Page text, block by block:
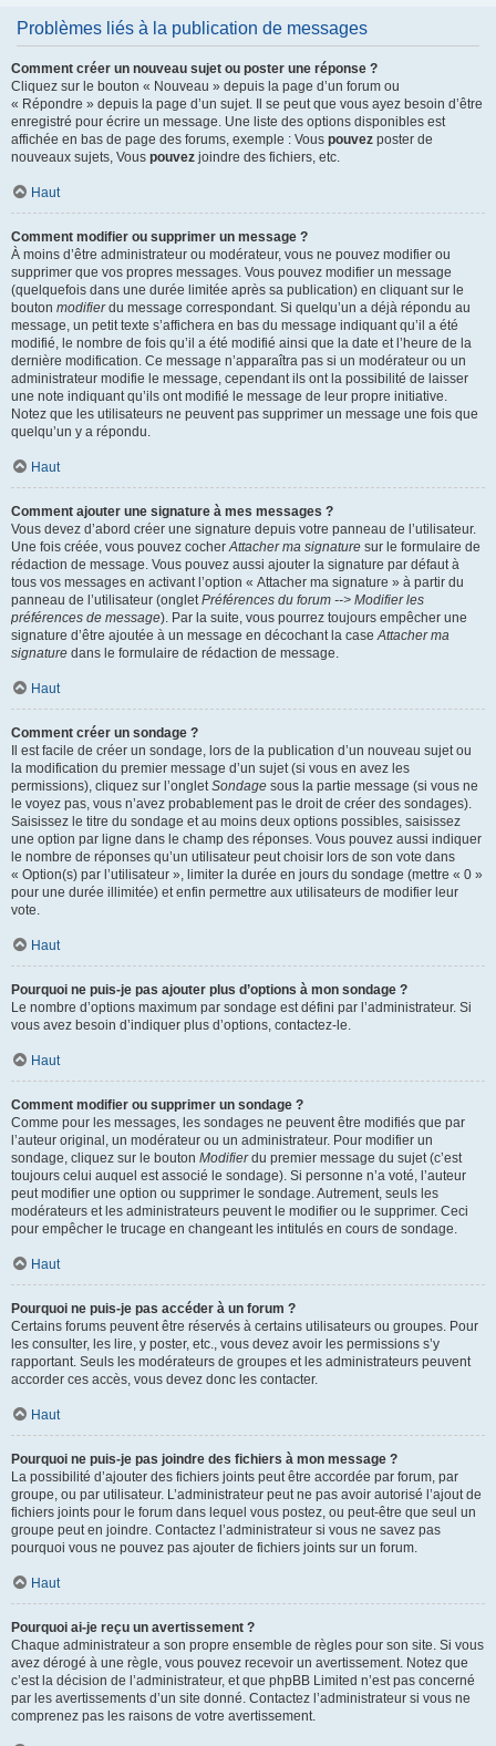
Problèmes liés à la publication de messages
Comment créer un nouveau sujet ou poster une réponse ?
Cliquez sur le bouton « Nouveau » depuis la page d’un forum ou
« Répondre » depuis la page d’un sujet. Il se peut que vous ayez besoin d’être
enregistré pour écrire un message. Une liste des options disponibles est
affichée en bas de page des forums, exemple : Vous pouvez poster de
nouveaux sujets, Vous pouvez joindre des fichiers, etc.
Haut
Comment modifier ou supprimer un message ?
À moins d’être administrateur ou modérateur, vous ne pouvez modifier ou
supprimer que vos propres messages. Vous pouvez modifier un message
(quelquefois dans une durée limitée après sa publication) en cliquant sur le
bouton modifierdu message correspondant. Si quelqu’un a déjà répondu au
message, un petit texte s’affichera en bas du message indiquant qu’il a été
modifié, le nombre de fois qu’il a été modifié ainsi que la date et l’heure de la
dernière modification. Ce message n’apparaîtra pas si un modérateur ou un
administrateur modifie le message, cependant ils ont la possibilité de laisser
une note indiquant qu’ils ont modifié le message de leur propre initiative.
Notez que les utilisateurs ne peuvent pas supprimer un message une fois que
quelqu’un y a répondu.
Haut
Comment ajouter une signature à mes messages ?
Vous devez d’abord créer une signature depuis votre panneau de l’utilisateur.
Une fois créée, vous pouvez cocherAttacher ma signature sur le formulaire de
rédaction de message. Vous pouvez aussi ajouter la signature par défaut à
tous vos messages en activant l’option « Attacher ma signature » à partir du
panneau de l’utilisateur (ongletPréférences du forum --> Modifier les
préférences de message). Par la suite, vous pourrez toujours empêcher une
signature d’être ajoutée à un message en décochant la caseAttacher ma
signature dans le formulaire de rédaction de message.
Haut
Comment créer un sondage ?
Il est facile de créer un sondage, lors de la publication d’un nouveau sujet ou
la modification du premier message d’un sujet (si vous en avez les
permissions), cliquez sur l’ongletSondage sous la partie message (si vous ne
le voyez pas, vous n’avez probablement pas le droit de créer des sondages).
Saisissez le titre du sondage et au moins deux options possibles, saisissez
une option par ligne dans le champ des réponses. Vous pouvez aussi indiquer
le nombre de réponses qu’un utilisateur peut choisir lors de son vote dans
« Option(s) par l’utilisateur », limiter la durée en jours du sondage (mettre « 0 »
pour une durée illimitée) et enfin permettre aux utilisateurs de modifier leur
vote.
Haut
Pourquoi ne puis-je pas ajouter plus d’options à mon sondage ?
Le nombre d’options maximum par sondage est défini par l’administrateur. Si
vous avez besoin d’indiquer plus d’options, contactez-le.
Haut
Comment modifier ou supprimer un sondage ?
Comme pour les messages, les sondages ne peuvent être modifiés que par
l’auteur original, un modérateur ou un administrateur. Pour modifier un
sondage, cliquez sur le bouton Modifierdu premier message du sujet (c’est
toujours celui auquel est associé le sondage). Si personne n’a voté, l’auteur
peut modifier une option ou supprimer le sondage. Autrement, seuls les
modérateurs et les administrateurs peuvent le modifier ou le supprimer. Ceci
pour empêcher le trucage en changeant les intitulés en cours de sondage.
Haut
Pourquoi ne puis-je pas accéder à un forum ?
Certains forums peuvent être réservés à certains utilisateurs ou groupes. Pour
les consulter, les lire, y poster, etc., vous devez avoir les permissions s’y
rapportant. Seuls les modérateurs de groupes et les administrateurs peuvent
accorder ces accès, vous devez donc les contacter.
Haut
Pourquoi ne puis-je pas joindre des fichiers à mon message ?
La possibilité d’ajouter des fichiers joints peut être accordée par forum, par
groupe, ou par utilisateur. L’administrateur peut ne pas avoir autorisé l’ajout de
fichiers joints pour le forum dans lequel vous postez, ou peut-être que seul un
groupe peut en joindre. Contactez l’administrateur si vous ne savez pas
pourquoi vous ne pouvez pas ajouter de fichiers joints sur un forum.
Haut
Pourquoi ai-je reçu un avertissement ?
Chaque administrateur a son propre ensemble de règles pour son site. Si vous
avez dérogé à une règle, vous pouvez recevoir un avertissement. Notez que
c’est la décision de l’administrateur, et que phpBB Limited n’est pas concerné
par les avertissements d’un site donné. Contactez l’administrateur si vous ne
comprenez pas les raisons de votre avertissement.